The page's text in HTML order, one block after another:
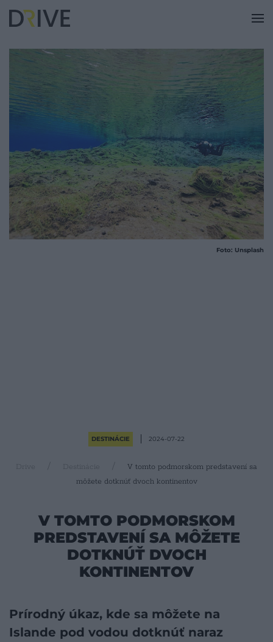
Foto: Unsplash
DESTINÁCIE 2024-07-22
Drive
V tomto podmorskom predstavení sa
môžete dotknúť dvoch kontinentov
V TOMTO PODMORSKOM
PREDSTAVENÍ SA MÔŽETE
DOTKNÚŤ DVOCH
KONTINENTOV
Prírodný úkaz, kde sa môžete na
Islande pod vodou dotknúť naraz